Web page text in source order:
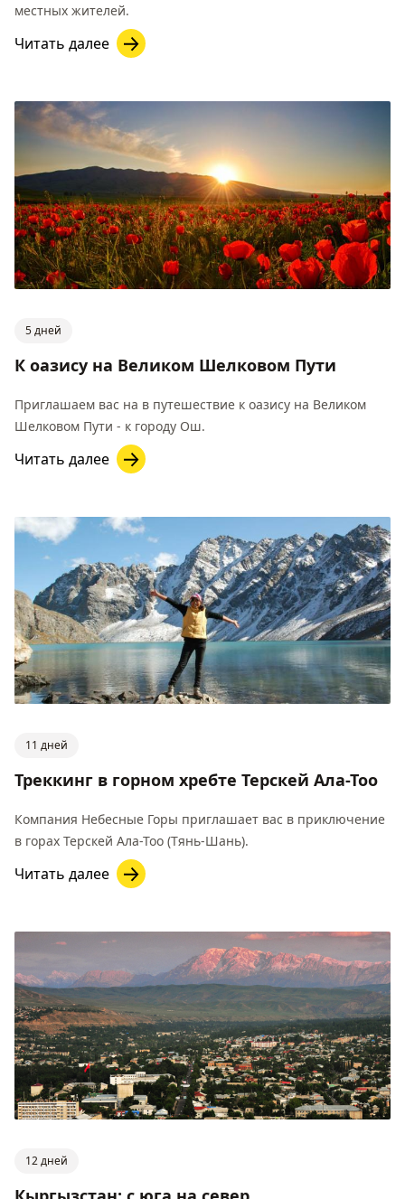
местных жителей.
Читать далее
5 дней
К оазису на Великом Шелковом Пути
Приглашаем вас на в путешествие к оазису на Великом
Шелковом Пути - к городу Ош.
Читать далее
11 дней
Треккинг в горном хребте Терскей Ала-Тоо
Компания Небесные Горы приглашает вас в приключение
в горах Терскей Ала-Тоо (Тянь-Шань).
Читать далее
12 дней